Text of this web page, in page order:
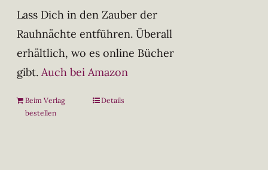
Lass Dich in den Zauber der
Rauhnächte entführen. Überall
erhältlich, wo es online Bücher
gibt.Auch bei Amazon
Beim Verlag
bestellen
Details